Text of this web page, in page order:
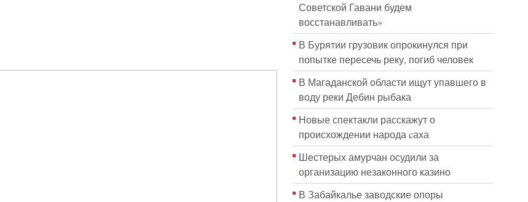
Советской Гавани будем
восстанавливать»
В Бурятии грузовик опрокинулся при
попытке пересечь реку, погиб человек
В Магаданской области ищут упавшего в
воду реки Дебин рыбака
Новые спектакли расскажут о
происхождении народа cаха
Шестерых амурчан осудили за
организацию незаконного казино
В Забайкалье заводские опоры